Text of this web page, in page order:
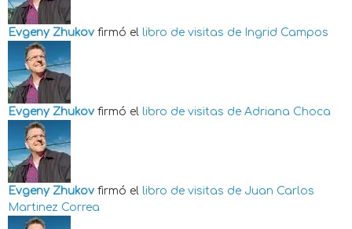
Evgeny Zhukov firmó el libro de visitas de Ingrid Campos
Evgeny Zhukov firmó el libro de visitas de Adriana Choca
Evgeny Zhukov firmó el libro de visitas de Juan Carlos
Martinez Correa